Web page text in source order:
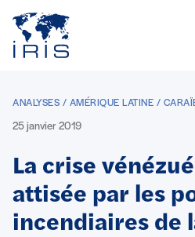
Aller au contenu principal
ANALYSES / AMÉRIQUE LATINE /
25 janvier 2019
La crise
attisée par les
incendiaires de